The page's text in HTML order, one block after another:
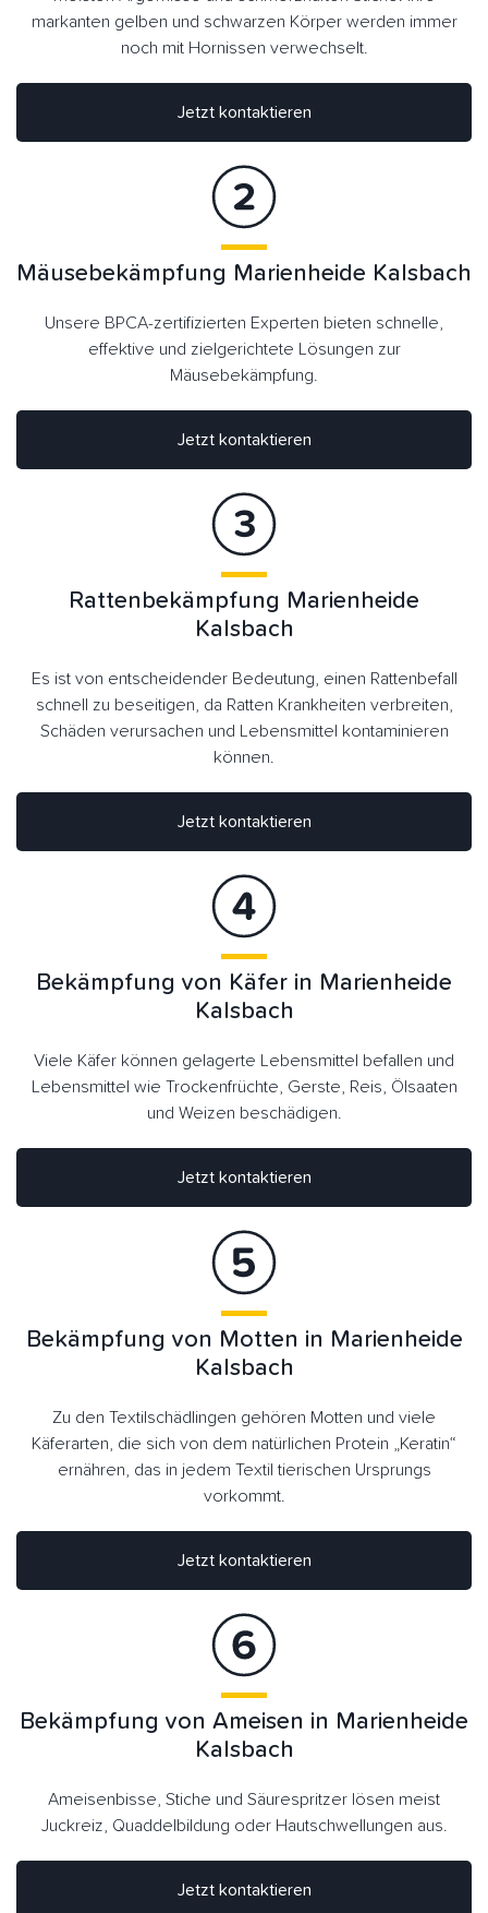
markanten gelben und schwarzen Körper werden immer
noch mit Hornissen verwechselt.
Jetzt kontaktieren
Jetzt kontaktieren
Mäusebekämpfung Marienheide Kalsbach
Unsere BPCA-zertifizierten Experten bieten schnelle,
effektive und zielgerichtete Lösungen zur
Mäusebekämpfung.
Rattenbekämpfung Marienheide
Kalsbach
Es ist von entscheidender Bedeutung, einen Rattenbefall
schnell zu beseitigen, da Ratten Krankheiten verbreiten,
Schäden verursachen und Lebensmittel kontaminieren
können.
Jetzt kontaktieren
Jetzt kontaktieren
Bekämpfung von Käfer in Marienheide
Kalsbach
Viele Käfer können gelagerte Lebensmittel befallen und
Lebensmittel wie Trockenfrüchte, Gerste, Reis, Ölsaaten
und Weizen beschädigen.
Bekämpfung von Motten in Marienheide
Kalsbach
Zu den Textilschädlingen gehören Motten und viele
Käferarten, die sich von dem natürlichen Protein „Keratin“
ernähren, das in jedem Textil tierischen Ursprungs
vorkommt.
Jetzt kontaktieren
Jetzt kontaktieren
Bekämpfung von Ameisen in Marienheide
Kalsbach
Ameisenbisse, Stiche und Säurespritzer lösen meist
Juckreiz, Quaddelbildung oder Hautschwellungen aus.